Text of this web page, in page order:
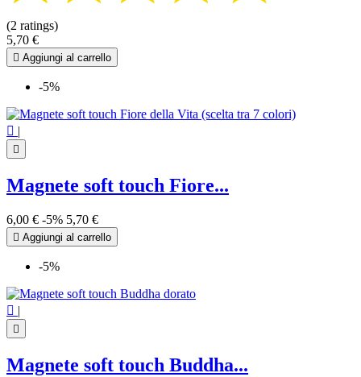
(2 ratings)
5,70 €
 Aggiungi al carrello
-5%
 |

Magnete soft touch Fiore...
6,00 € -5% 5,70 €
 Aggiungi al carrello
-5%
 |

Magnete soft touch Buddha...